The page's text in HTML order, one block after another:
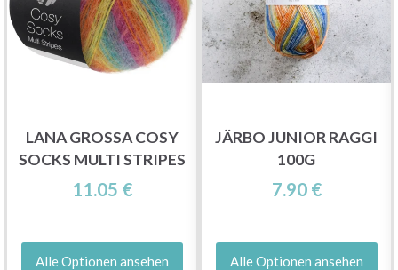
LANA GROSSA COSY
SOCKS MULTI STRIPES
11.05 €
Alle Optionen ansehen
JÄRBO JUNIOR RAGGI
100G
7.90 €
Alle Optionen ansehen
Werden Sie Teil unserer Garn-Community
und erhalten Sie exklusiven Zugang zu
inspirierenden Strickmustern und speziellen
Angeboten!
Nein danke